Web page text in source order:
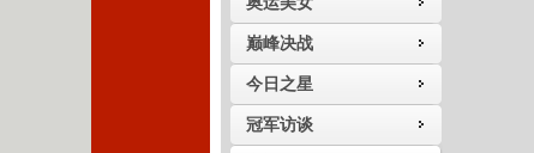
巅峰决战
今日之星
冠军访谈